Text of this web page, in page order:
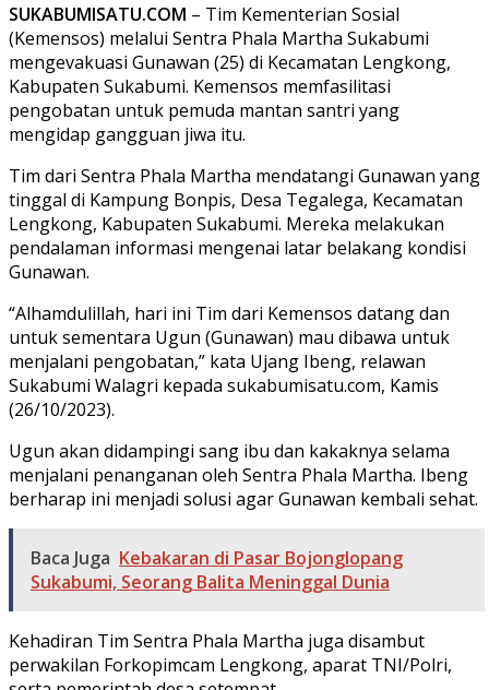
SUKABUMISATU.COM – Tim Kementerian Sosial
(Kemensos) melalui Sentra Phala Martha Sukabumi
mengevakuasi Gunawan (25) di Kecamatan Lengkong,
Kabupaten Sukabumi. Kemensos memfasilitasi
pengobatan untuk pemuda mantan santri yang
mengidap gangguan jiwa itu.
Tim dari Sentra Phala Martha mendatangi Gunawan yang
tinggal di Kampung Bonpis, Desa Tegalega, Kecamatan
Lengkong, Kabupaten Sukabumi. Mereka melakukan
pendalaman informasi mengenai latar belakang kondisi
Gunawan.
“Alhamdulillah, hari ini Tim dari Kemensos datang dan
untuk sementara Ugun (Gunawan) mau dibawa untuk
menjalani pengobatan,” kata Ujang Ibeng, relawan
Sukabumi Walagri kepada sukabumisatu.com, Kamis
(26/10/2023).
Ugun akan didampingi sang ibu dan kakaknya selama
menjalani penanganan oleh Sentra Phala Martha. Ibeng
berharap ini menjadi solusi agar Gunawan kembali sehat.
Baca Juga Kebakaran di Pasar Bojonglopang
Sukabumi, Seorang Balita Meninggal Dunia
Kehadiran Tim Sentra Phala Martha juga disambut
perwakilan Forkopimcam Lengkong, aparat TNI/Polri,